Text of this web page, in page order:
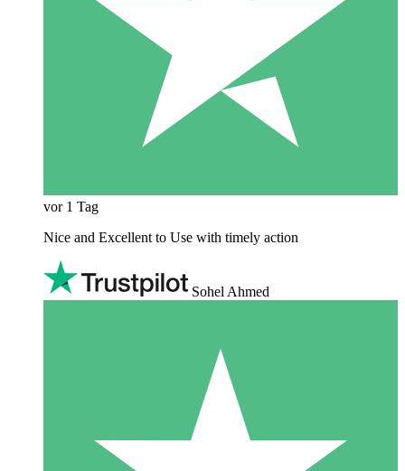
vor 1 Tag
Nice and Excellent to Use with timely action
Sohel Ahmed